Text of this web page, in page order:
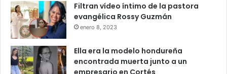
Filtran vídeo íntimo de la pastora
evangélica Rossy Guzmán
enero 8, 2023
Ella era la modelo hondureña
encontrada muerta junto a un
empresario en Cortés